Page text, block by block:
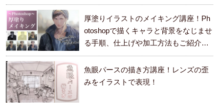
厚塗りイラストのメイキング講座！Ph
otoshopで描くキャラと背景をなじませ
る手順、仕上げや加工方法もご紹介し
ます。
魚眼パースの描き方講座！レンズの歪
みをイラストで表現！